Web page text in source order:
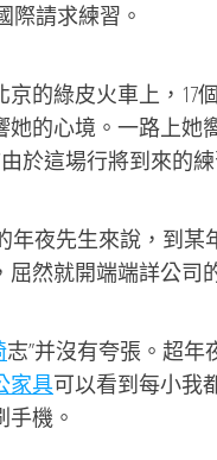
際請求練習。
綠皮火車上，17
的心境。一路上她
於這場行將到來的
年夜先生來說，到某
然就開端端詳公司
志”并沒有夸張。超
家具可以看到每小我
機。